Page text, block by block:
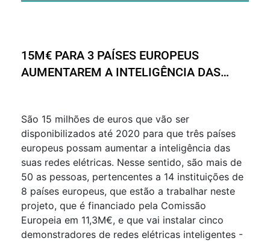
15M€ PARA 3 PAÍSES EUROPEUS
AUMENTAREM A INTELIGÊNCIA DAS
São 15 milhões de euros que vão ser
disponibilizados até 2020 para que três países
europeus possam aumentar a inteligência das
suas redes elétricas. Nesse sentido, são mais de
50 as pessoas, pertencentes a 14 instituições de
8 países europeus, que estão a trabalhar neste
projeto, que é financiado pela Comissão
Europeia em 11,3M€, e que vai instalar cinco
demonstradores de redes elétricas inteligentes -